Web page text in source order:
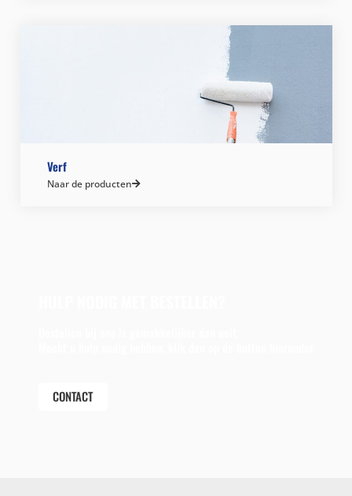
Verf
Naar de producten
CONTACT